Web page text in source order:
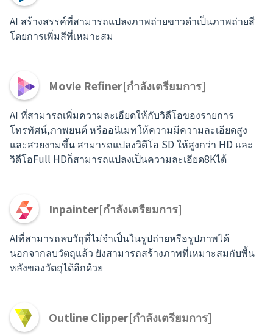
AI สร้างสรรค์ที่สามารถแปลงภาพถ่ายขาวดำเป็นภาพถ่ายสี
โดยการเพิ่มสีที่เหมาะสม
Movie Refiner[กำลังเตรียมการ]
AI ที่สามารถเพิ่มความละเอียดให้กับวิดีโอของรายการ
โทรทัศน์,ภาพยนต์ หรืออนิเมทให้ความมีความละเอียดสูง
และสวยงามขึ้น สามารถแปลงวิดีโอ SD ให้สูงกว่า HD และ
วิดีโอFull HDก็สามารถแปลงเป็นความละเอียด8Kได้
Inpainter[กำลังเตรียมการ]
AIที่สามารถลบวัถุที่ไม่จำเป็นในรูปถ่ายหรือรูปภาพได้
นอกจากลบวัตถุแล้ว ยังสามารถสร้างภาพที่เหมาะสมกับพื้น
หลังของวัตถุได้อีกด้วย
Outline Clipper[กำลังเตรียมการ]